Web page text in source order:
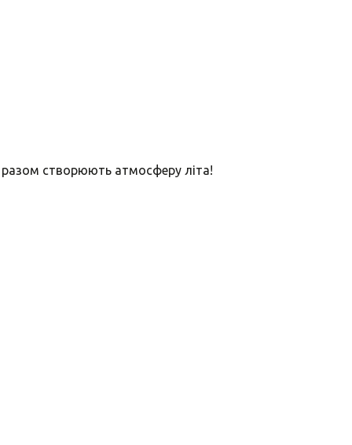
разом створюють атмосферу літа!